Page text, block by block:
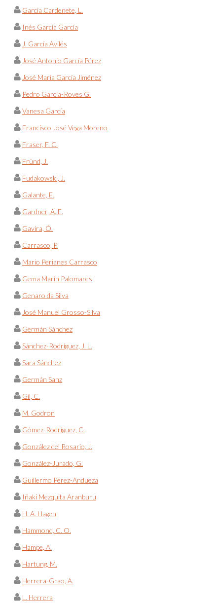
García Cardenete, L.
Inés García García
J. García Avilés
José Antonio García Pérez
José María García Jiménez
Pedro García-Roves G.
Vanesa García
Francisco José Vega Moreno
Fraser, F. C.
Fründ, J.
Fudakowski, J.
Galante, E.
Gardner, A. E.
Gavira, Ó.
Carrasco, P.
Mario Perianes Carrasco
Gema Marín Palomares
Genaro da Silva
José Manuel Grosso-Silva
Germán Sánchez
Sánchez-Rodríguez, J. L.
Sara Sánchez
Germán Sanz
Gil, C.
M. Godron
Gómez-Rodríguez, C.
González del Rosario, J.
González-Jurado, G.
Guillermo Pérez-Andueza
Iñaki Mezquita Aranburu
H. A. Hagen
Hammond, C. O.
Hampe, A.
Hartung, M.
Herrera-Grao, A.
L. Herrera